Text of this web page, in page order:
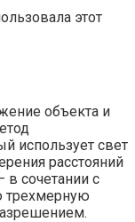
этот
объекта и
использует свет
расстояний
сочетании с
трехмерную